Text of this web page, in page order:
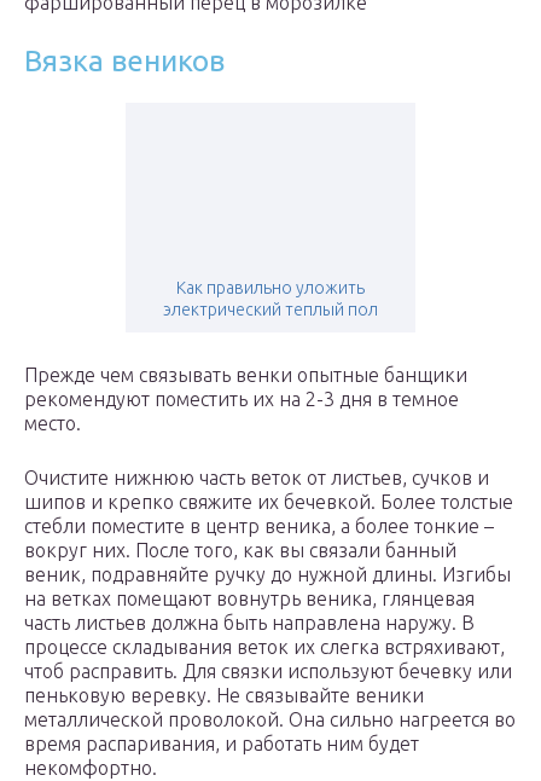
Вязка веников
Как правильно уложить
электрический теплый пол
Прежде чем связывать венки опытные банщики
рекомендуют поместить их на 2-3 дня в темное
место.
Очистите нижнюю часть веток от листьев, сучков и
шипов и крепко свяжите их бечевкой. Более толстые
стебли поместите в центр веника, а более тонкие –
вокруг них. После того, как вы связали банный
веник, подравняйте ручку до нужной длины. Изгибы
на ветках помещают вовнутрь веника, глянцевая
часть листьев должна быть направлена наружу. В
процессе складывания веток их слегка встряхивают,
чтоб расправить. Для связки используют бечевку или
пеньковую веревку. Не связывайте веники
металлической проволокой. Она сильно нагреется во
время распаривания, и работать ним будет
некомфортно.